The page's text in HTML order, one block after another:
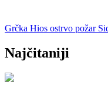
Grčka Hios ostrvo požar
Najčitaniji